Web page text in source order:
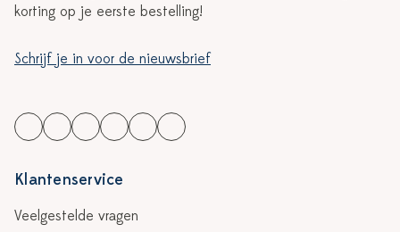
korting op je eerste bestelling!
Schrijf je in voor de nieuwsbrief
Klantenservice
Veelgestelde vragen